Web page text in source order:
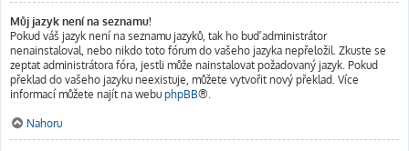
Můj jazyk není na seznamu!
Pokud váš jazyk není na seznamu jazyků, tak ho buď administrátor
nenainstaloval, nebo nikdo toto fórum do vašeho jazyka nepřeložil. Zkuste se
zeptat administrátora fóra, jestli může nainstalovat požadovaný jazyk. Pokud
překlad do vašeho jazyku neexistuje, můžete vytvořit nový překlad. Více
informací můžete najít na webu phpBB®.
Nahoru